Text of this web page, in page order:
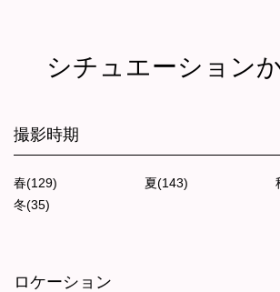
シチュエーション
撮影時期
春(129) 夏(143)
冬(35)
ロケーション